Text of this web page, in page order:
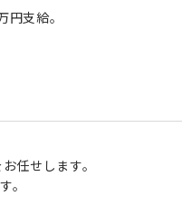
支給。
任せします。
。